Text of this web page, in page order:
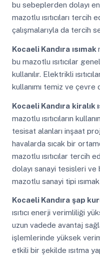
bu sebeplerden dolayı
mazotlu ısıtıcıları tercih
çalışmalarıyla da tercih
Kocaeli Kandıra ısımak
bu mazotlu ısıtıcılar
kullanılır. Elektrikli
kullanımı temiz ve çevre
Kocaeli Kandıra kiralık
mazotlu ısıtıcıların
tesisat alanları inşaat
havalarda sıcak bir
mazotlu ısıtıcılar tercih
dolayı sanayi tesisleri ve
mazotlu sanayi tipi
Kocaeli Kandıra şap
ısıtıcı enerji verimliliği
uzun vadede avantaj
işlemlerinde yüksek
etkili bir şekilde ısıtma